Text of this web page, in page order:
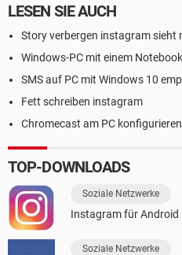
LESEN SIE AUCH
Story verbergen instagram sieht
Windows-PC mit einem
SMS auf PC mit Windows 10
Fett schreiben instagram
Chromecast am PC konfigurieren
TOP-DOWNLOADS
Soziale Netzwerke
Instagram für Android
Soziale Netzwerke